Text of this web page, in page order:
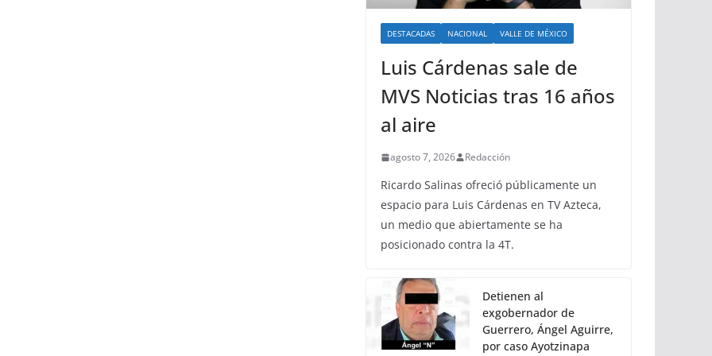
DESTACADAS NACIONAL VALLE DE MÉXICO
Luis Cárdenas sale de
MVS Noticias tras 16 años
al aire
agosto 7, 2026 Redacción
Ricardo Salinas ofreció públicamente un
espacio para Luis Cárdenas en TV Azteca,
un medio que abiertamente se ha
posicionado contra la 4T.
Detienen al
exgobernador de
Guerrero, Ángel Aguirre,
por caso Ayotzinapa